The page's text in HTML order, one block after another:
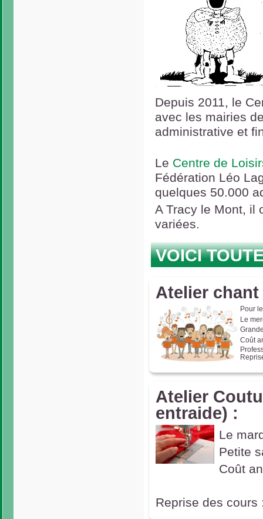
Depuis 2011, le
avec les mairies
administrative et
Le Centre de
Fédération Léo
quelques 50.000
A Tracy le Mont, il
variées.
VOICI
Atelier
Pour
Le
Coût
Atelier
entraide) :
Le
Petite
Coût
Reprise des